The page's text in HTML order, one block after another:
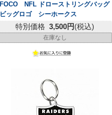
FOCO NFL ドローストリングバッグ
ビッグロゴ シーホークス
特別価格 3,500円(税込)
在庫なし